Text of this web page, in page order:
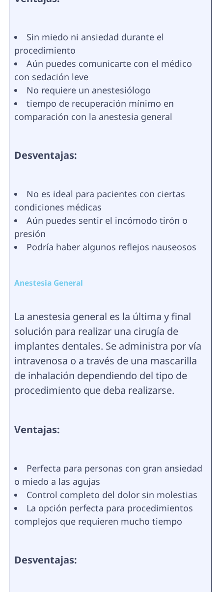
Sin miedo ni ansiedad durante el
procedimiento
Aún puedes comunicarte con el médico
con sedación leve
No requiere un anestesiólogo
tiempo de recuperación mínimo en
comparación con la anestesia general
Desventajas:
No es ideal para pacientes con ciertas
condiciones médicas
Aún puedes sentir el incómodo tirón o
presión
Podría haber algunos reflejos nauseosos
Anestesia General
La anestesia general es la última y final
solución para realizar una cirugía de
implantes dentales. Se administra por vía
intravenosa o a través de una mascarilla
de inhalación dependiendo del tipo de
procedimiento que deba realizarse.
Ventajas:
Perfecta para personas con gran ansiedad
o miedo a las agujas
Control completo del dolor sin molestias
La opción perfecta para procedimientos
complejos que requieren mucho tiempo
Desventajas: